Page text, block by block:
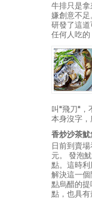
牛排只是
嫌創意不
研發了這
任何人吃的
叫"飛刀"，
本身沒字，
香炒沙茶魷
日前到賣
元。 發泡
點。這時
解決這一
點烏醋的
點，也具有